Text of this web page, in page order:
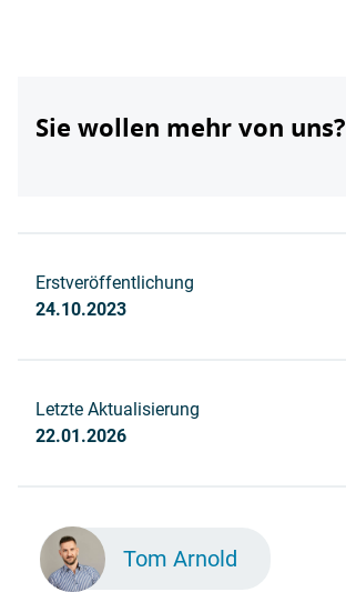
Sie wollen mehr von uns?
Erstveröffentlichung
24.10.2023
Letzte Aktualisierung
22.01.2026
Tom Arnold